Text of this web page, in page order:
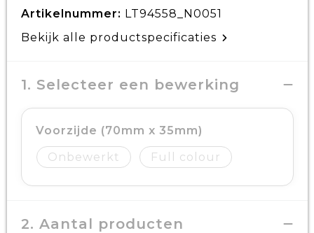
Artikelnummer: LT94558_N0051
Bekijk alle productspecificaties
1. Selecteer een bewerking
Voorzijde (70mm x 35mm)
Onbewerkt
Full colour
2. Aantal producten